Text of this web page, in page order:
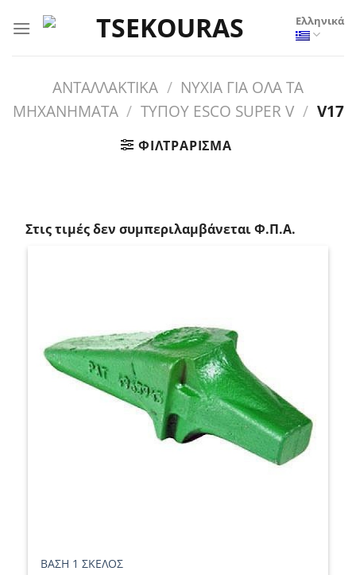
στο
Ελληνικά
ΑΝΤΑΛΛΑΚΤΙΚΑ / ΝΥΧΙΑ ΓΙΑ ΟΛΑ ΤΑ
ΜΗΧΑΝΗΜΑΤΑ / ΤΥΠΟΥ ESCO SUPER V / V17
ΦΙΛΤΡΆΡΙΣΜΑ
Στις τιμές δεν συμπεριλαμβάνεται Φ.Π.Α.
ΒΑΣΗ 1 ΣΚΕΛΟΣ